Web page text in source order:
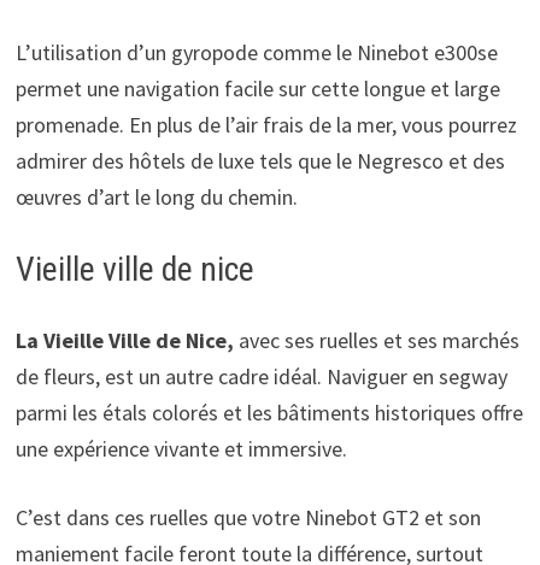
L’utilisation d’un gyropode comme le Ninebot e300se
permet une navigation facile sur cette longue et large
promenade. En plus de l’air frais de la mer, vous pourrez
admirer des hôtels de luxe tels que le Negresco et des
œuvres d’art le long du chemin.
Vieille ville de nice
La Vieille Ville de Nice, avec ses ruelles et ses marchés
de fleurs, est un autre cadre idéal. Naviguer en segway
parmi les étals colorés et les bâtiments historiques offre
une expérience vivante et immersive.
C’est dans ces ruelles que votre Ninebot GT2 et son
maniement facile feront toute la différence, surtout